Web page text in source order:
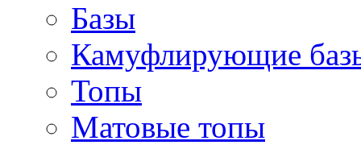
Базы
Камуфлирующие
Топы
Матовые топы